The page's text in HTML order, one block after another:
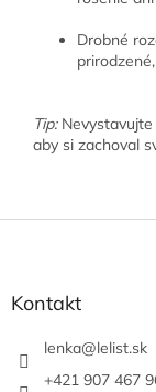
Drobné
Tip:
aby si zachoval
Kontakt
lenka@lelist.sk
+421 907 467